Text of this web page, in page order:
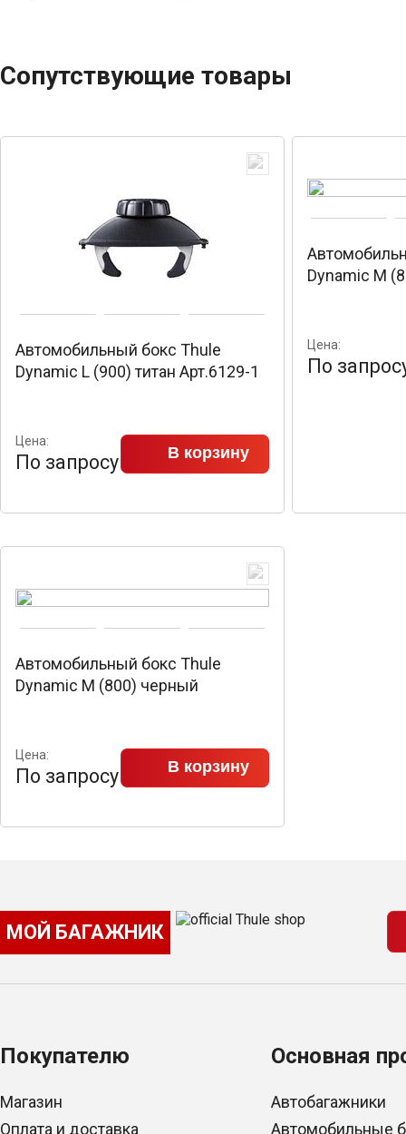
Сопутствующие товары
Автомобильный бокс Thule
Dynamic L (900) титан Арт.6129-1
Цена:
По запросу В корзину
Dynamic M
Цена:
По
Автомобильный бокс Thule
Dynamic M (800) черный
Цена:
По запросу В корзину
МОЙ БАГАЖНИК
Покупателю
Магазин
Оплата и доставка
Основная
Автобагажники
Автомобильные